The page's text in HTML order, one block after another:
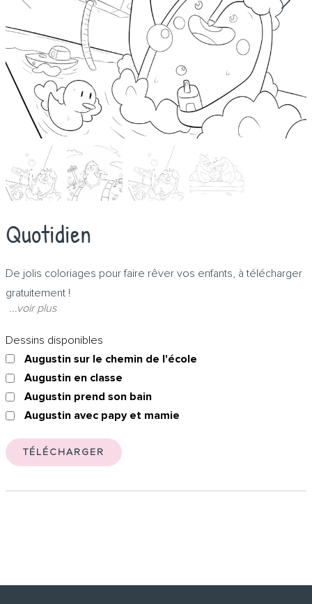
Quotidien
De jolis coloriages pour faire rêver vos enfants, à télécharger
gratuitement !
...voir plus
Dessins disponibles
Augustin sur le chemin de l'école
Augustin en classe
Augustin prend son bain
Augustin avec papy et mamie
TÉLÉCHARGER